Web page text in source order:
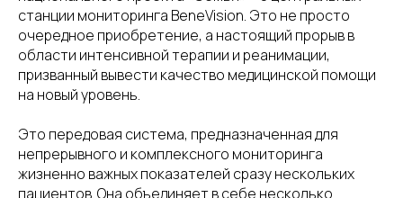
станции мониторинга BeneVision. Это не просто
очередное приобретение, а настоящий прорыв в
области интенсивной терапии и реанимации,
призванный вывести качество медицинской помощи
на новый уровень.
Это передовая система, предназначенная для
непрерывного и комплексного мониторинга
жизненно важных показателей сразу нескольких
пациентов. Она объединяет в себе несколько